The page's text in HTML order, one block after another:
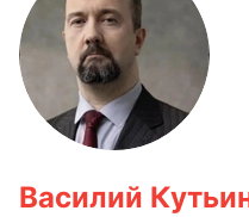
Василий